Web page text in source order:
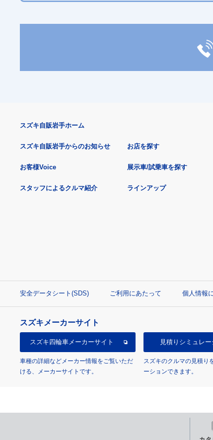
スズキ自販岩手ホーム
スズキ自販岩手からのお知らせ
お客様Voice
スタッフによるクルマ紹介
お店を探す
展示車/試乗車を探す
ラインアップ
安全データシート(SDS) ご利用にあたって 個人情報
スズキメーカーサイト
スズキ四輪車メーカーサイト
車種の詳細などメーカー情報をご覧いただ
ける、メーカーサイトです。
見積り シミュレー
スズキのクルマの見積り
ーションできます。